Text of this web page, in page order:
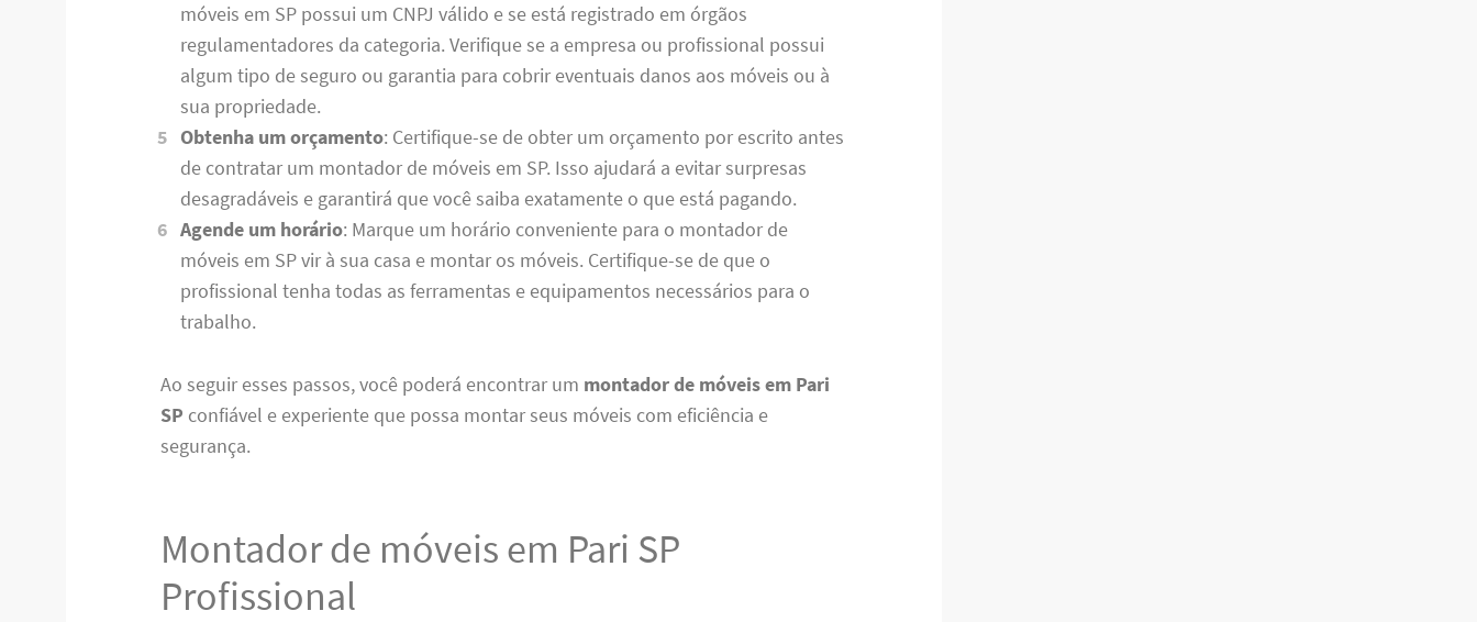
móveis em SP possui um CNPJ válido e se está registrado em órgãos
regulamentadores da categoria. Verifique se a empresa ou profissional possui
algum tipo de seguro ou garantia para cobrir eventuais danos aos móveis ou à
sua propriedade.
Obtenha um orçamento: Certifique-se de obter um orçamento por escrito antes
de contratar um montador de móveis em SP. Isso ajudará a evitar surpresas
desagradáveis ​​e garantirá que você saiba exatamente o que está pagando.
Agende um horário: Marque um horário conveniente para o montador de
móveis em SP vir à sua casa e montar os móveis. Certifique-se de que o
profissional tenha todas as ferramentas e equipamentos necessários para o
trabalho.
Ao seguir esses passos, você poderá encontrar um montador de móveis em Pari
SP confiável e experiente que possa montar seus móveis com eficiência e
segurança.
Montador de móveis em Pari SP
Profissional